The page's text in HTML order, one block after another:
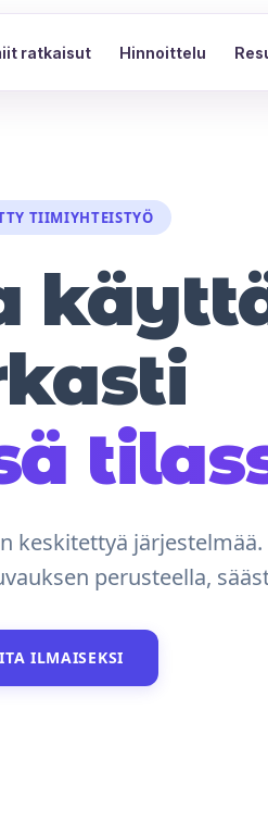
ratkaisut Hinnoittelu
TIIMIYHTEISTYÖ
perusteella,
ILMAISEKSI